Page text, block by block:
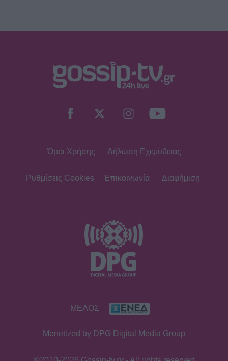
Όροι Χρήσης Δήλωση Εχεμύθειας
Ρυθμίσεις Cookies Επικοινωνία Διαφήμιση
ΜΕΛΟΣ
Monetized by DPG Digital Media Group